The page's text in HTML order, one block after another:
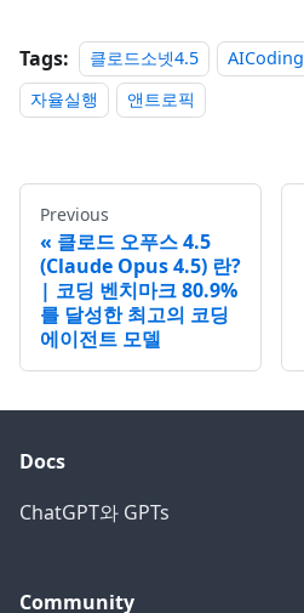
Tags: 클로드소넷4.5 AICoding
자율실행
앤트로픽
Previous
클로드 오푸스 4.5
(Claude Opus 4.5) 란?
| 코딩 벤치마크 80.9%
를 달성한 최고의 코딩
에이전트 모델
Docs
ChatGPT와 GPTs
Community